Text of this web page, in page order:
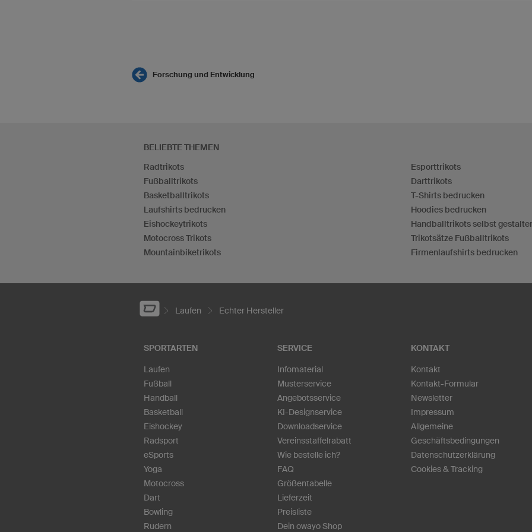
Forschung und Entwicklung
BELIEBTE THEMEN
Radtrikots
Fußballtrikots
Basketballtrikots
Laufshirts bedrucken
Eishockeytrikots
Motocross Trikots
Mountainbiketrikots
Esporttrikots
Darttrikots
T-Shirts bedrucken
Hoodies bedrucken
Handballtrikots selbst
Trikotsätze Fußballtrikots
Firmenlaufshirts bedrucken
Laufen Echter Hersteller
SPORTARTEN
Laufen
Fußball
Handball
Basketball
Eishockey
Radsport
eSports
Yoga
Motocross
Dart
Bowling
Rudern
SERVICE
Infomaterial
Musterservice
Angebotsservice
KI-Designservice
Downloadservice
Vereinsstaffelrabatt
Wie bestelle ich?
FAQ
Größentabelle
Lieferzeit
Preisliste
Dein owayo Shop
KONTAKT
Kontakt
Kontakt-Formular
Newsletter
Impressum
Allgemeine
Geschäftsbedingungen
Datenschutzerklärung
Cookies & Tracking